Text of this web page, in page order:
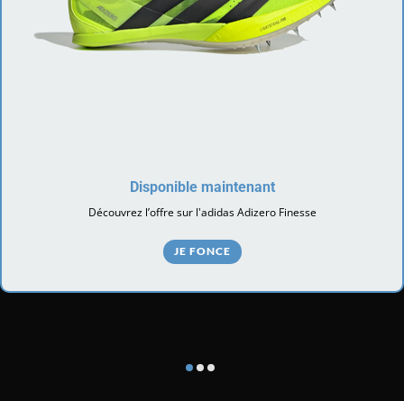
Disponible maintenant
Découvrez l’offre sur l'adidas Adizero Finesse
JE FONCE